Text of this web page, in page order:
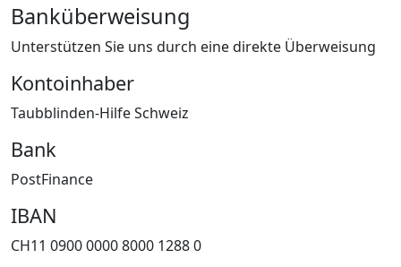
Banküberweisung
Unterstützen Sie uns durch eine direkte Überweisung
Kontoinhaber
Taubblinden-Hilfe Schweiz
Bank
PostFinance
IBAN
CH11 0900 0000 8000 1288 0